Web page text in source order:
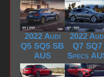
2022 Audi
Q5 SQ5 SB
AUS
2022
Q7 SQ7
Specs